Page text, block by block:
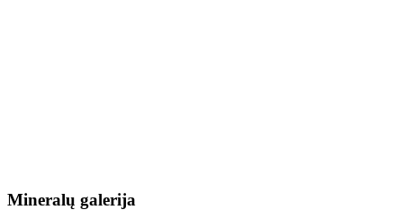
Mineralų galerija